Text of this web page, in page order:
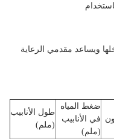
ويساعد مقدمي الرعاية
ضغط المياه
في الأنابيب
(ملم)
طول الأنابيب
(ملم)